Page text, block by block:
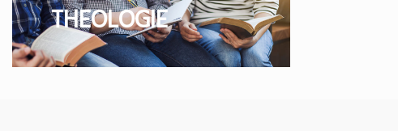
THEOLOGIE